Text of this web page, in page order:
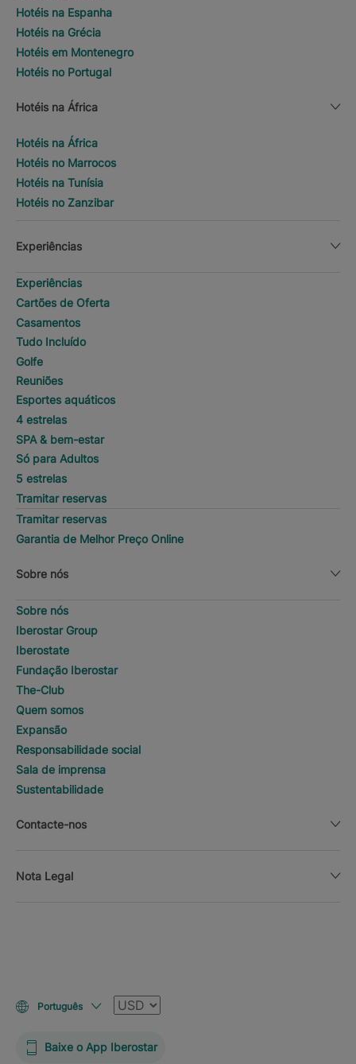
Hotéis na Espanha
Hotéis na Grécia
Hotéis em Montenegro
Hotéis no Portugal
Hotéis na África
Hotéis na África
Hotéis no Marrocos
Hotéis na Tunísia
Hotéis no Zanzibar
Experiências
Experiências
Cartões de Oferta
Casamentos
Tudo Incluído
Golfe
Reuniões
Esportes aquáticos
4 estrelas
SPA & bem-estar
Só para Adultos
5 estrelas
Tramitar reservas
Tramitar reservas
Garantia de Melhor Preço Online
Sobre nós
Sobre nós
Iberostar Group
Iberostate
Fundação Iberostar
The-Club
Quem somos
Expansão
Responsabilidade social
Sala de imprensa
Sustentabilidade
Contacte-nos
Nota Legal
Português Moeda
Baixe o App Iberostar